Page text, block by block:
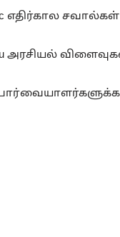
எதிர்கால சவால்கள்
அரசியல்
&